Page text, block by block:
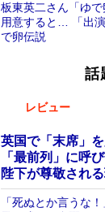
板東英二さん「ゆ
用意すると… 「出
で卵伝説
話
レビュー
英国で「末席」
「最前列」に呼
陛下が尊敬され
「死ぬとか言うな